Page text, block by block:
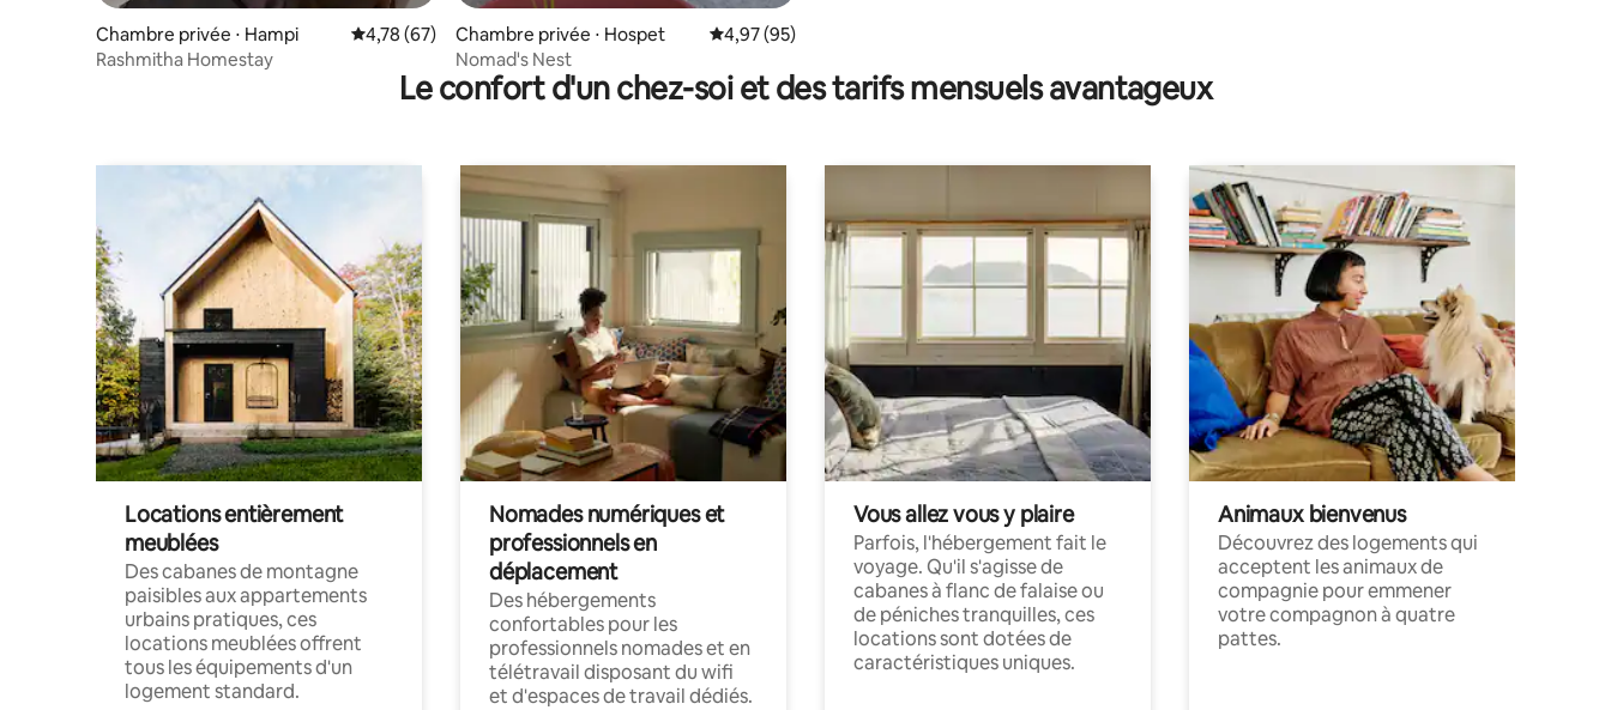
Chambre privée ⋅ Hampi Évaluation moyenne sur la base de 67 commentaires : 4,78 sur 5
4,78 (67)
Rashmitha Homestay
Chambre privée ⋅ Hospet Évaluation moyenne sur la base de 95 commentaires : 4,97 sur 5
4,97 (95)
Nomad's Nest
Le confort d'un chez-soi et des tarifs mensuels avantageux
Locations entièrement
meublées
Des cabanes de montagne
paisibles aux appartements
urbains pratiques, ces
locations meublées offrent
tous les équipements d'un
logement standard.
Nomades numériques et
professionnels en
déplacement
Des hébergements
confortables pour les
professionnels nomades et en
télétravail disposant du wifi
et d'espaces de travail dédiés.
Vous allez vous y plaire
Parfois, l'hébergement fait le
voyage. Qu'il s'agisse de
cabanes à flanc de falaise ou
de péniches tranquilles, ces
locations sont dotées de
caractéristiques uniques.
Animaux bienvenus
Découvrez des logements qui
acceptent les animaux de
compagnie pour emmener
votre compagnon à quatre
pattes.